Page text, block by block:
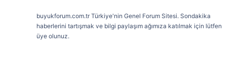
buyukforum.com.tr Türkiye'nin Genel Forum Sitesi. Sondakika
haberlerini tartışmak ve bilgi paylaşım ağımıza katılmak için lütfen
üye olunuz.